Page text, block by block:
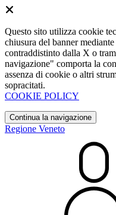
Questo sito utilizza cookie
chiusura del banner
contraddistinto dalla X o
navigazione" comporta la
assenza di cookie o altri
sopracitati.
COOKIE POLICY
Continua la navigazione
Regione Veneto